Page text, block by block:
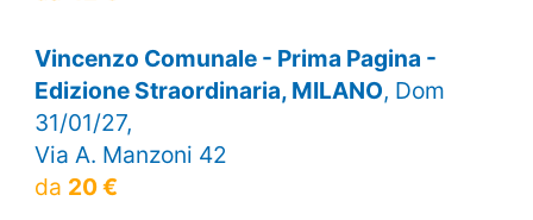
Vincenzo Comunale - Prima Pagina -
Edizione Straordinaria, MILANO, Dom
31/01/27,
Via A. Manzoni 42
da 20 €